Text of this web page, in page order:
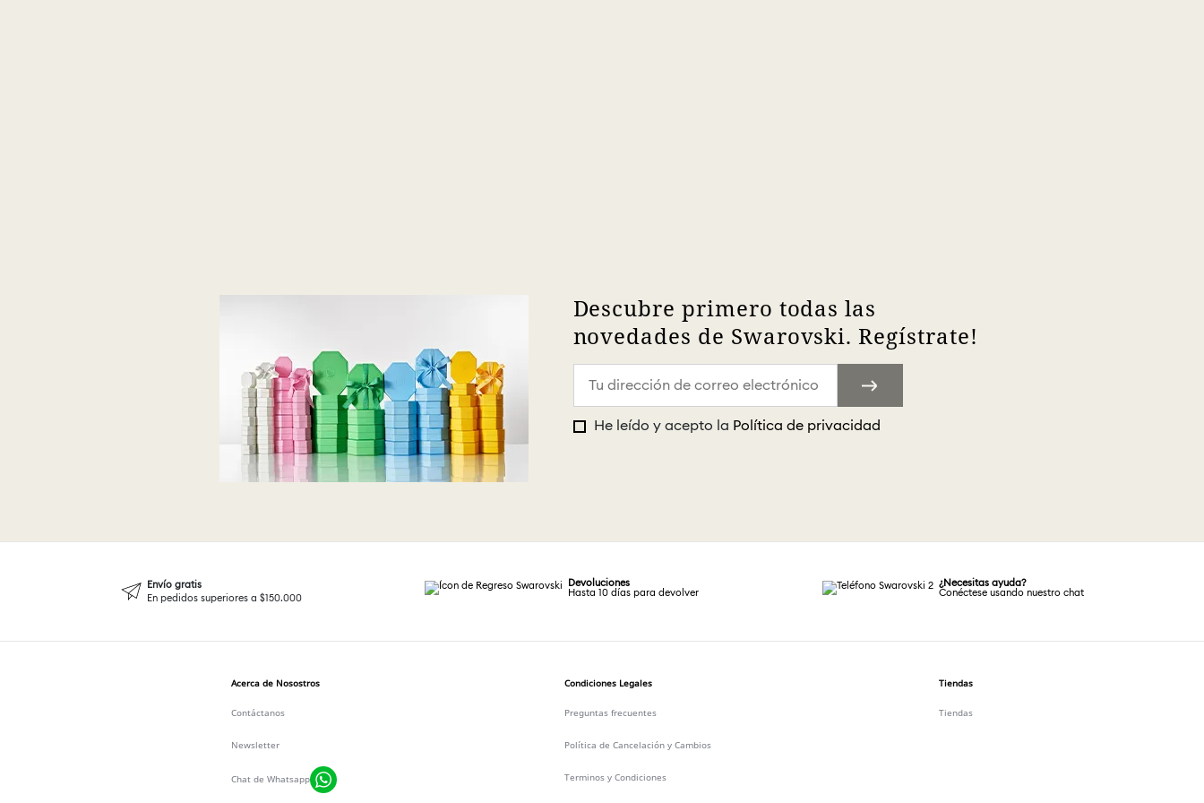
Descubre primero todas las
novedades de Swarovski. Regístrate!
He leído y acepto la Política de privacidad
Envío gratis
En pedidos superiores a $150.000
Devoluciones
Hasta 10 días para devolver
¿Necesitas ayuda?
Conéctese usando nuestro chat
Acerca de Nosostros
Contáctanos
Newsletter
Chat de Whatsapp
Condiciones Legales
Preguntas frecuentes
Política de Cancelación y Cambios
Terminos y Condiciones
Tiendas
Tiendas